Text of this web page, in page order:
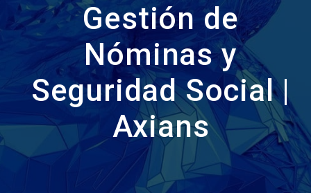
Gestión de
Nóminas y
Seguridad Social |
Axians